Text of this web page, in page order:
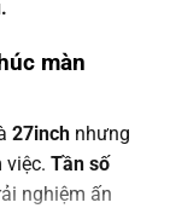
màn
27inch nhưng
việc. Tần số
nghiệm ấn